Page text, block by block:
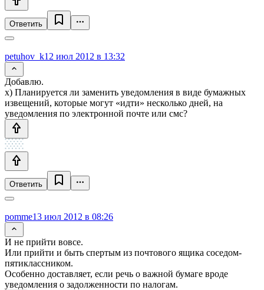
Ответить
petuhov_k12 июл 2012 в 13:32
Добавлю.
x) Планируется ли заменить уведомления в виде бумажных
извещений, которые могут «идти» несколько дней, на
уведомления по электронной почте или смс?
Ответить
pomme13 июл 2012 в 08:26
И не прийти вовсе.
Или прийти и быть спертым из почтового ящика соседом-
пятиклассником.
Особенно доставляет, если речь о важной бумаге вроде
уведомления о задолженности по налогам.